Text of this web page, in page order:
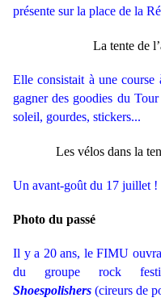
présente sur la place de la
La tente de
Elle consistait à une
gagner des goodies du
soleil, gourdes, stickers...
Les vélos dans la
Un avant-goût du 17 juillet !
Photo du passé
Il y a 20 ans, le FIMU
du groupe rock festif
Shoespolishers (cireurs de